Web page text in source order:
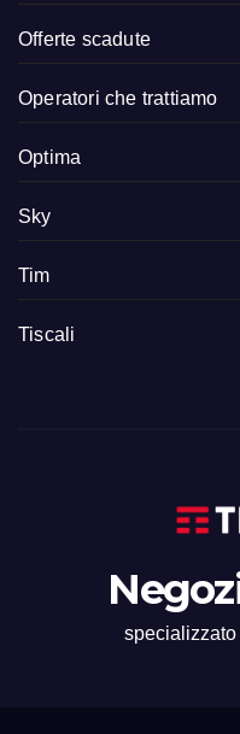
Offerte scadute
Operatori che trattiamo
Optima
Sky
Tim
Tiscali